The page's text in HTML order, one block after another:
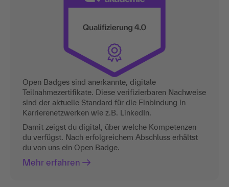
Open Badges sind anerkannte, digitale
Teilnahmezertifikate. Diese verifizierbaren Nachweise
sind der aktuelle Standard für die Einbindung in
Karrierenetzwerken wie z.B. LinkedIn.
Damit zeigst du digital, über welche Kompetenzen
du verfügst. Nach erfolgreichem Abschluss erhältst
du von uns ein Open Badge.
Mehr erfahren